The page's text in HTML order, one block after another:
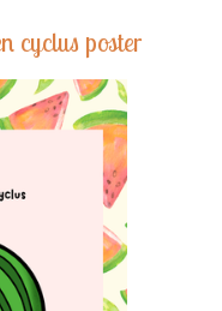
cyclus poster